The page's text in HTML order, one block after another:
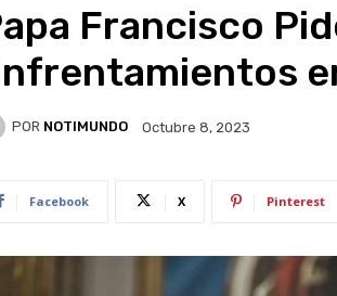
Francisco
POR NOTIMUNDO Octubre 8, 2023
Facebook X Pinterest